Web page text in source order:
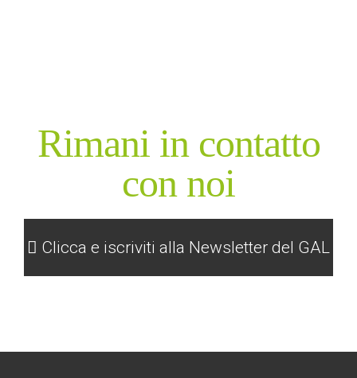
Rimani in contatto
con noi
Clicca e iscriviti alla Newsletter del GAL